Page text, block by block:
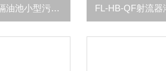
FL-HB-GY拉面馆自动隔油池小型污水设备供应商